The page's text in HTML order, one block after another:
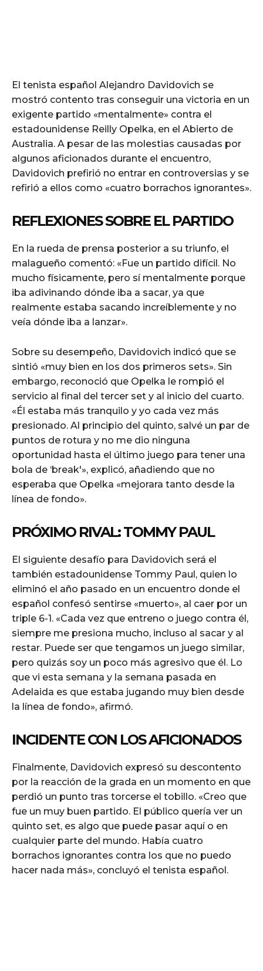
El tenista español Alejandro Davidovich se
mostró contento tras conseguir una victoria en un
exigente partido «mentalmente» contra el
estadounidense Reilly Opelka, en el Abierto de
Australia. A pesar de las molestias causadas por
algunos aficionados durante el encuentro,
Davidovich prefirió no entrar en controversias y se
refirió a ellos como «cuatro borrachos ignorantes».
REFLEXIONES SOBRE EL PARTIDO
En la rueda de prensa posterior a su triunfo, el
malagueño comentó: «Fue un partido difícil. No
mucho físicamente, pero sí mentalmente porque
iba adivinando dónde iba a sacar, ya que
realmente estaba sacando increíblemente y no
veía dónde iba a lanzar».
Sobre su desempeño, Davidovich indicó que se
sintió «muy bien en los dos primeros sets». Sin
embargo, reconoció que Opelka le rompió el
servicio al final del tercer set y al inicio del cuarto.
«Él estaba más tranquilo y yo cada vez más
presionado. Al principio del quinto, salvé un par de
puntos de rotura y no me dio ninguna
oportunidad hasta el último juego para tener una
bola de ‘break'», explicó, añadiendo que no
esperaba que Opelka «mejorara tanto desde la
línea de fondo».
PRÓXIMO RIVAL: TOMMY PAUL
El siguiente desafío para Davidovich será el
también estadounidense Tommy Paul, quien lo
eliminó el año pasado en un encuentro donde el
español confesó sentirse «muerto», al caer por un
triple 6-1. «Cada vez que entreno o juego contra él,
siempre me presiona mucho, incluso al sacar y al
restar. Puede ser que tengamos un juego similar,
pero quizás soy un poco más agresivo que él. Lo
que vi esta semana y la semana pasada en
Adelaida es que estaba jugando muy bien desde
la línea de fondo», afirmó.
INCIDENTE CON LOS AFICIONADOS
Finalmente, Davidovich expresó su descontento
por la reacción de la grada en un momento en que
perdió un punto tras torcerse el tobillo. «Creo que
fue un muy buen partido. El público quería ver un
quinto set, es algo que puede pasar aquí o en
cualquier parte del mundo. Había cuatro
borrachos ignorantes contra los que no puedo
hacer nada más», concluyó el tenista español.